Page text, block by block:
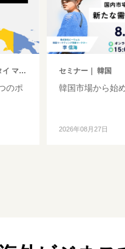
シア
のポ
セミナー｜ 韓国
韓国市場から始
2026年08月27日